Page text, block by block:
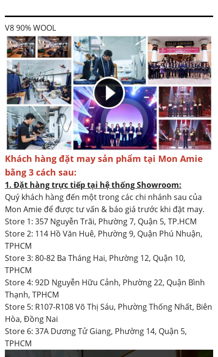
V8 90% WOOL
Khách hàng đặt may sản phẩm tại Mon Amie
bằng 3 cách sau:
1. Đặt hàng trực tiếp tại hệ thống Showroom:
Quý khách hàng đến một trong các chi nhánh sau của
Mon Amie để được tư vấn & báo giá trước khi đặt may.
Store 1: 357 Nguyễn Trãi, Phường 7, Quận 5, TP.HCM
Store 2: 114 Hồ Văn Huê, Phường 9, Quận Phú Nhuận,
TPHCM
Store 3: 80-82 Ba Tháng Hai, Phường 12, Quận 10,
TPHCM
Store 4: 92D Nguyễn Hữu Cảnh, Phường 22, Quận Bình
Thạnh, TPHCM
Store 5: R107-R108 Võ Thị Sáu, Phường Thống Nhất, Biên
Hòa, Đồng Nai
Store 6: 37A Dương Tử Giang, Phường 14, Quận 5,
TPHCM